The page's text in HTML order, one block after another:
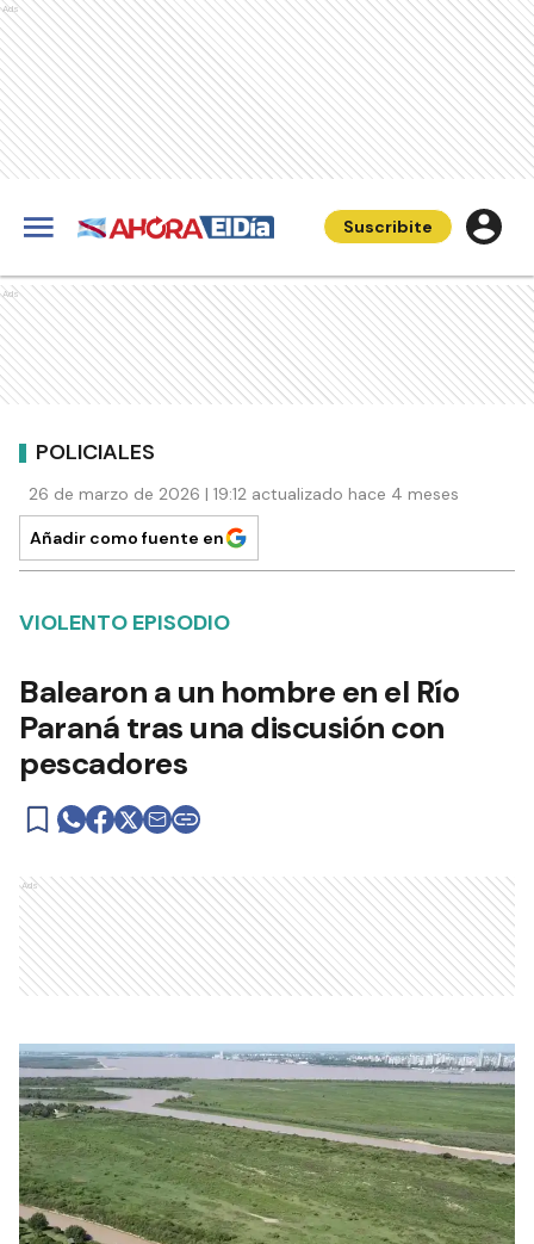
Ads
Suscribite
Ads
POLICIALES
26 de marzo de 2026 | 19:12 actualizado hace 4 meses
Añadir como fuente en
VIOLENTO EPISODIO
Balearon a un hombre en el Río
Paraná tras una discusión con
pescadores
Ads